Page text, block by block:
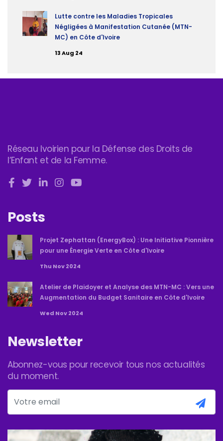
Lutte contre les Maladies Tropicales
Négligées à Manifestation Cutanée (MTN-
MC) en Côte d'Ivoire
13 Aug 24
Réseau Ivoirien pour la Défense des Droits de
l’Enfant et de la Femme.
Posts
Projet Zephattan (EnergyBox) : Une Initiative Pionnière
pour une Énergie Verte en Côte d'Ivoire
Thu Nov 2024
Atelier de Plaidoyer et Analyse des MTN-MC : Vers une
Augmentation du Budget Sanitaire en Côte d'Ivoire
Wed Nov 2024
Newsletter
Abonnez-vous pour recevoir tous nos actualités
du moment.